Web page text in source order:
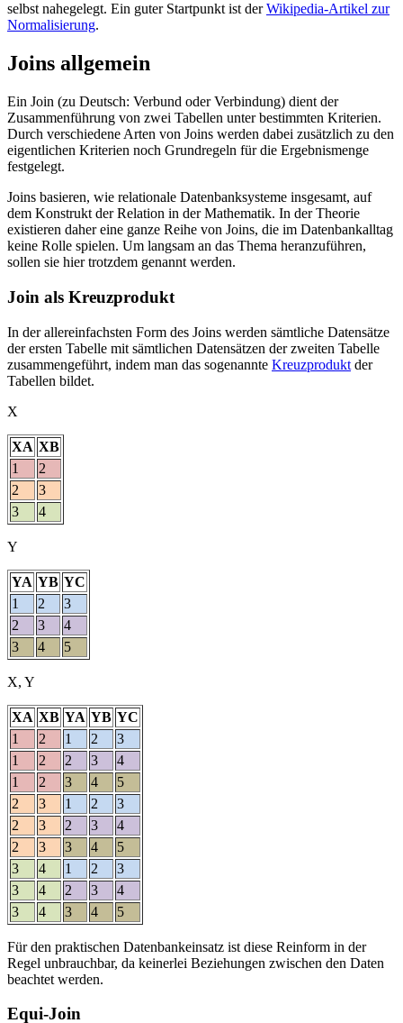
selbst nahegelegt. Ein guter Startpunkt ist derWikipedia-Artikel zur
Normalisierung.
Joins allgemein
Ein Join (zu Deutsch: Verbund oder Verbindung) dient der
Zusammenführung von zwei Tabellen unter bestimmten Kriterien.
Durch verschiedene Arten von Joins werden dabei zusätzlich zu den
eigentlichen Kriterien noch Grundregeln für die Ergebnismenge
festgelegt.
Joins basieren, wie relationale Datenbanksysteme insgesamt, auf
dem Konstrukt der Relation in der Mathematik. In der Theorie
existieren daher eine ganze Reihe von Joins, die im Datenbankalltag
keine Rolle spielen. Um langsam an das Thema heranzuführen,
sollen sie hier trotzdem genannt werden.
Join als Kreuzprodukt
In der allereinfachsten Form des Joins werden sämtliche Datensätze
der ersten Tabelle mit sämtlichen Datensätzen der zweiten Tabelle
zusammengeführt, indem man das sogenannte Kreuzprodukt der
Tabellen bildet.
X
XA XB
1
2
2
3
3
4
Y
YA YB YC
1
2
3
2
3
4
3
4 5
X, Y
XA XB YA YB YC
1
2 1 2
3
1
2 2 3
4
1
2 3 4
5
2
3 1 2
3
2
3 2 3
4
2
3 3 4
5
3
4 1 2
3
3
4 2 3
4
3
4 3 4 5
Für den praktischen Datenbankeinsatz ist diese Reinform in der
Regel unbrauchbar, da keinerlei Beziehungen zwischen den Daten
beachtet werden.
Equi-Join